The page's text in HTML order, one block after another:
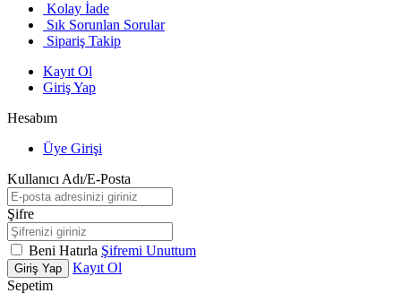
Kolay İade
Sık Sorunlan Sorular
Sipariş Takip
Kayıt Ol
Giriş Yap
Hesabım
Üye Girişi
Kullanıcı Adı/E-Posta
Şifre
Beni Hatırla Şifremi Unuttum
Giriş Yap
Kayıt Ol
Sepetim